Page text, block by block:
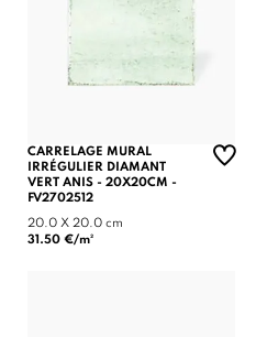
CARRELAGE MURAL
IRRÉGULIER DIAMANT
VERT ANIS - 20X20CM -
FV2702512
20.0 X 20.0 cm
31.50 €/m²